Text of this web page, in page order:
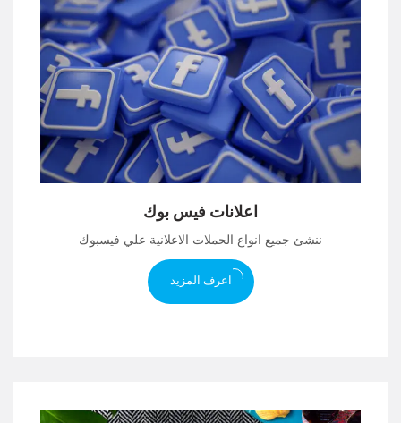
اعلانات فيس بوك
ننشئ جميع انواع الحملات الاعلانية علي فيسبوك
اعرف المزيد